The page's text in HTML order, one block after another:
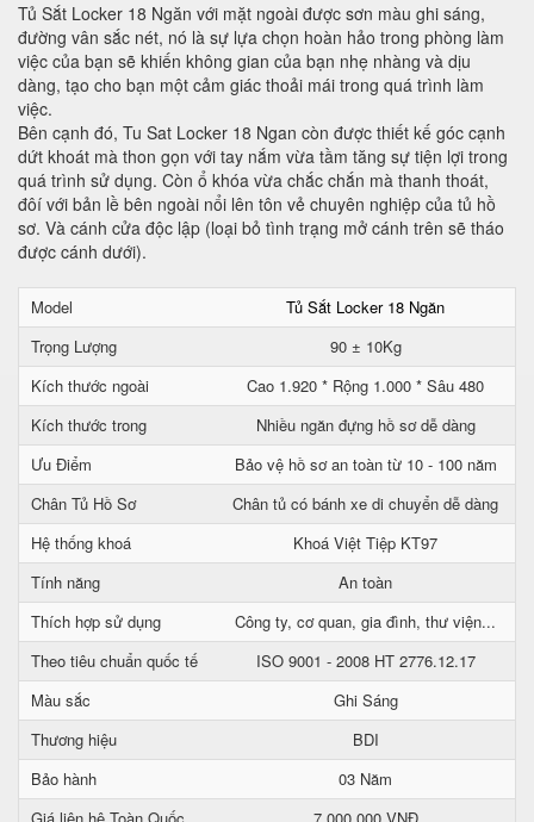
Tủ Sắt Locker 18 Ngăn với mặt ngoài được sơn màu ghi sáng,
đường vân sắc nét, nó là sự lựa chọn hoàn hảo trong phòng làm
việc của bạn sẽ khiến không gian của bạn nhẹ nhàng và dịu
dàng, tạo cho bạn một cảm giác thoải mái trong quá trình làm
việc.
Bên cạnh đó, Tu Sat Locker 18 Ngan còn được thiết kế góc cạnh
dứt khoát mà thon gọn với tay nắm vừa tầm tăng sự tiện lợi trong
quá trình sử dụng. Còn ổ khóa vừa chắc chắn mà thanh thoát,
đôí với bản lề bên ngoài nổi lên tôn vẻ chuyên nghiệp của tủ hồ
sơ. Và cánh cửa độc lập (loại bỏ tình trạng mở cánh trên sẽ tháo
được cánh dưới).
Model
Tủ Sắt Locker 18 Ngăn
Trọng Lượng
90 ± 10Kg
Kích thước ngoài
Cao 1.920 * Rộng 1.000 * Sâu 480
Kích thước trong
Nhiều ngăn đựng hồ sơ dễ dàng
Ưu Điểm
Bảo vệ hồ sơ an toàn từ 10 - 100 năm
Chân Tủ Hồ Sơ
Chân tủ có bánh xe di chuyển dễ dàng
Hệ thống khoá
Khoá Việt Tiệp KT97
Tính năng
An toàn
Thích hợp sử dụng
Công ty, cơ quan, gia đình, thư viện...
Theo tiêu chuẩn quốc tế
ISO 9001 - 2008 HT 2776.12.17
Màu sắc
Ghi Sáng
Thương hiệu
BDI
Bảo hành
03 Năm